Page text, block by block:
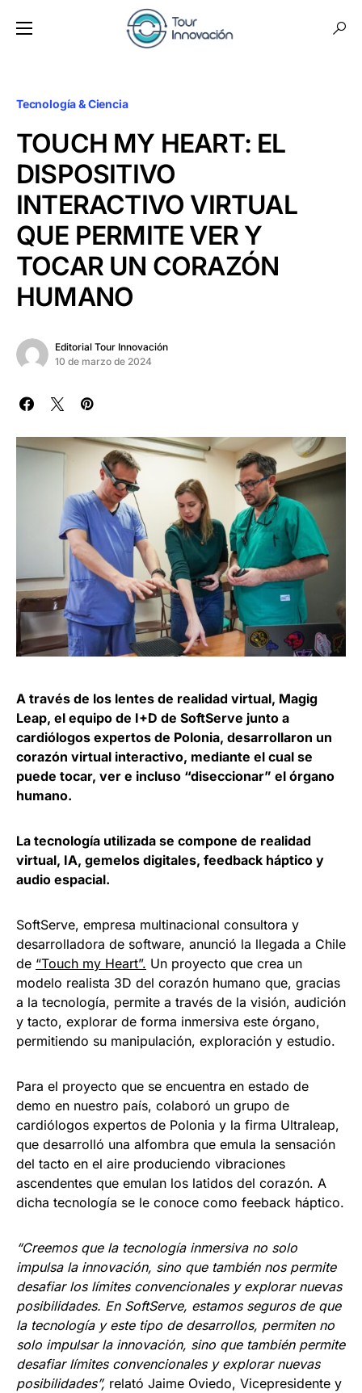
Tecnología & Ciencia
TOUCH MY HEART: EL
DISPOSITIVO
INTERACTIVO VIRTUAL
QUE PERMITE VER Y
TOCAR UN CORAZÓN
HUMANO
Editorial Tour Innovación
10 de marzo de 2024
A través de los lentes de realidad virtual, Magig
Leap, el equipo de I+D de SoftServe junto a
cardiólogos expertos de Polonia, desarrollaron un
corazón virtual interactivo, mediante el cual se
puede tocar, ver e incluso “diseccionar” el órgano
humano.
La tecnología utilizada se compone de realidad
virtual, IA, gemelos digitales, feedback háptico y
audio espacial.
SoftServe, empresa multinacional consultora y
desarrolladora de software, anunció la llegada a Chile
de “Touch my Heart”. Un proyecto que crea un
modelo realista 3D del corazón humano que, gracias
a la tecnología, permite a través de la visión, audición
y tacto, explorar de forma inmersiva este órgano,
permitiendo su manipulación, exploración y estudio.
Para el proyecto que se encuentra en estado de
demo en nuestro país, colaboró un grupo de
cardiólogos expertos de Polonia y la firma Ultraleap,
que desarrolló una alfombra que emula la sensación
del tacto en el aire produciendo vibraciones
ascendentes que emulan los latidos del corazón. A
dicha tecnología se le conoce como feeback háptico.
“Creemos que la tecnología inmersiva no solo
impulsa la innovación, sino que también nos permite
desafiar los límites convencionales y explorar nuevas
posibilidades. En SoftServe, estamos seguros de que
la tecnología y este tipo de desarrollos, permiten no
solo impulsar la innovación, sino que también permite
desafiar límites convencionales y explorar nuevas
posibilidades”, relató Jaime Oviedo, Vicepresidente y